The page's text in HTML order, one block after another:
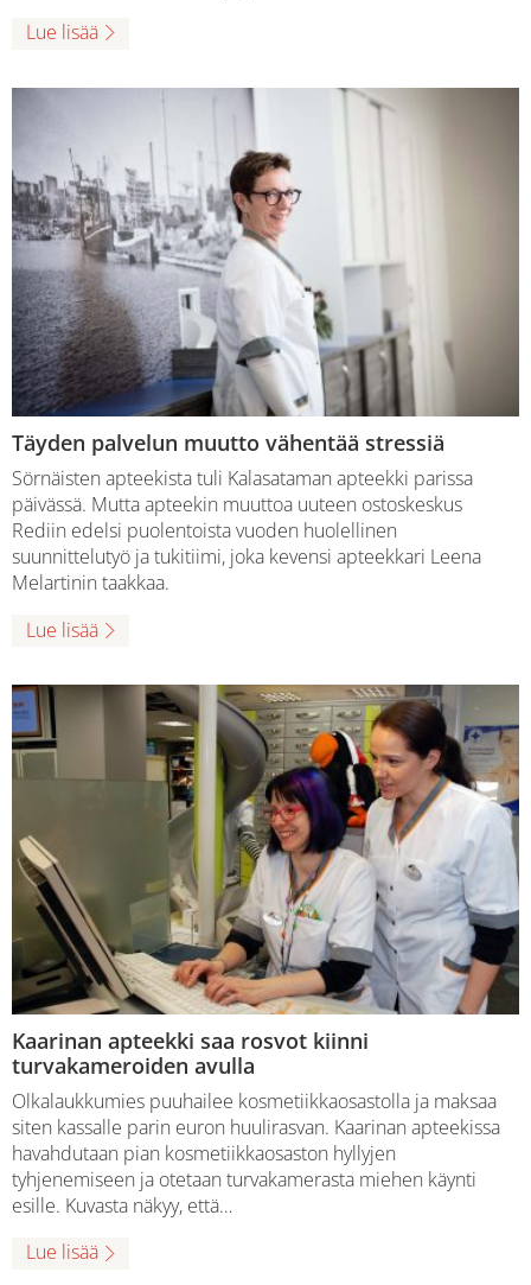
Lue lisää
Täyden palvelun muutto vähentää stressiä
Sörnäisten apteekista tuli Kalasataman apteekki parissa
päivässä. Mutta apteekin muuttoa uuteen ostoskeskus
Rediin edelsi puolentoista vuoden huolellinen
suunnittelutyö ja tukitiimi, joka kevensi apteekkari Leena
Melartinin taakkaa.
Lue lisää
Kaarinan apteekki saa rosvot kiinni
turvakameroiden avulla
Olkalaukkumies puuhailee kosmetiikkaosastolla ja maksaa
siten kassalle parin euron huulirasvan. Kaarinan apteekissa
havahdutaan pian kosmetiikkaosaston hyllyjen
tyhjenemiseen ja otetaan turvakamerasta miehen käynti
esille. Kuvasta näkyy, että…
Lue lisää